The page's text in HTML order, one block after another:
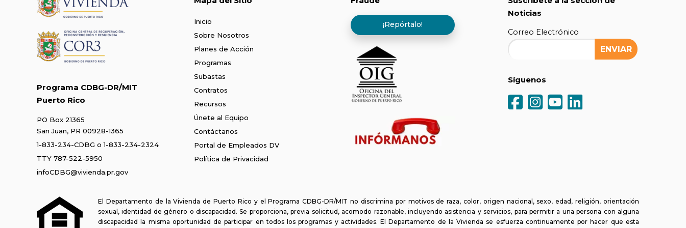
Programa CDBG-DR/MIT
Puerto Rico
PO Box 21365
San Juan, PR 00928-1365
1-833-234-CDBG o1-833-234-2324
TTY 787-522-5950
infoCDBG@vivienda.pr.gov
Inicio
Sobre Nosotros
Planes de Acción
Programas
Subastas
Contratos
Recursos
Únete al Equipo
Contáctanos
Portal de Empleados DV
Política de Privacidad
¡Repórtalo!
Noticias
Correo Electrónico
Síguenos
El Departamento de la Vivienda de Puerto Rico y el Programa CDBG-DR/MIT no discrimina por motivos de raza, color, origen nacional, sexo, edad, religión, orientación
sexual, identidad de género o discapacidad. Se proporciona, previa solicitud, acomodo razonable, incluyendo asistencia y servicios, para permitir a una persona con alguna
discapacidad la misma oportunidad de participar en todos los programas y actividades. El Departamento de la Vivienda se esfuerza continuamente por hacer que esta